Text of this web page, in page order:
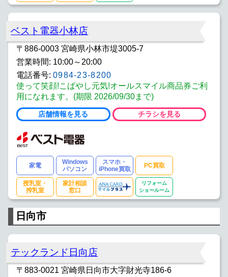
ベスト電器小林店
〒886-0003 宮崎県小林市堤3005-7
営業時間: 10:00～20:00
電話番号: 0984-23-8200
使って笑顔!こばやし元気!オールスマイル商品券ご利
用になれます。(期限 2026/09/30まで)
店舗情報を見る チラシを見る
家電
Windows
パソコン
スマホ・
iPhone買取
PC買取
授乳室・
搾乳室
家計相談
窓口
リフォーム
ショールーム
日向市
テックランド日向店
〒883-0021 宮崎県日向市大字財光寺186-6